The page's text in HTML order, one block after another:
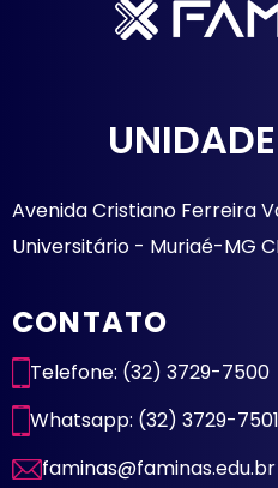
Avenida Cristiano Ferreira
Universitário - Muriaé-MG
CONTATO
Telefone: (32) 3729-7500
Whatsapp: (32) 3729-7501
faminas@faminas.edu.br